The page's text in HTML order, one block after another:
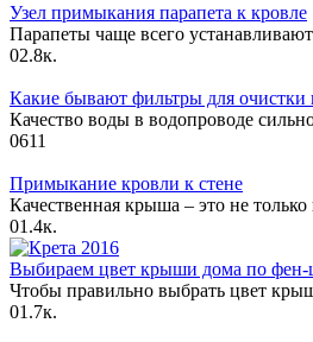
Узел примыкания парапета к кровле
Парапеты чаще всего
02.8к.
Какие бывают фильтры для очистки
Качество воды в водопроводе
0611
Примыкание кровли к стене
Качественная крыша – это не
01.4к.
Выбираем цвет крыши дома по
Чтобы правильно выбрать цвет
01.7к.